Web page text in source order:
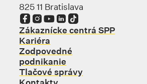
825 11 Bratislava
Odkaz sa otvorí na novej karte
Odkaz sa otvorí na novej
Odkaz sa otvorí na novej
Odkaz sa otvorí na
Odkaz sa otvorí na
Zákaznícke centrá SPP
Kariéra
Zodpovedné
podnikanie
Tlačové správy